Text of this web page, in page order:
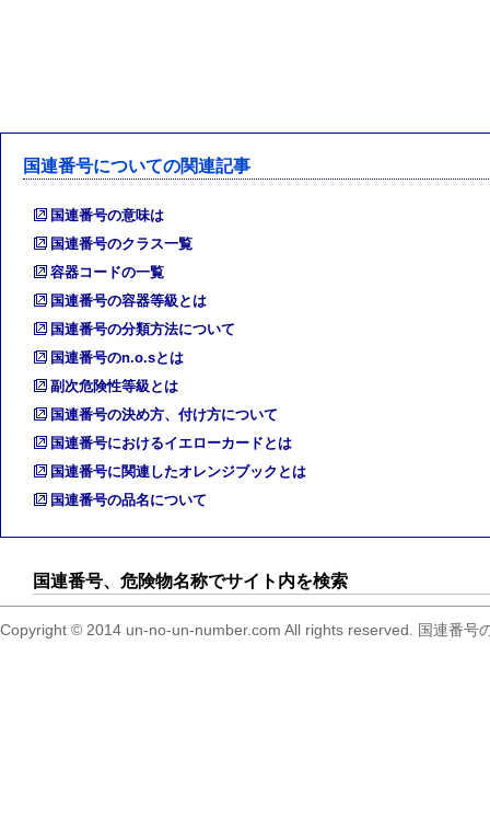
国連番号についての関連記事
国連番号の意味は
国連番号のクラス一覧
容器コードの一覧
国連番号の容器等級とは
国連番号の分類方法について
国連番号のn.o.sとは
副次危険性等級とは
国連番号の決め方、付け方について
国連番号におけるイエローカードとは
国連番号に関連したオレンジブックとは
国連番号の品名について
国連番号、危険物名称でサイト内を検索
Copyright © 2014 un-no-un-number.com All rights reserved. 国連番号